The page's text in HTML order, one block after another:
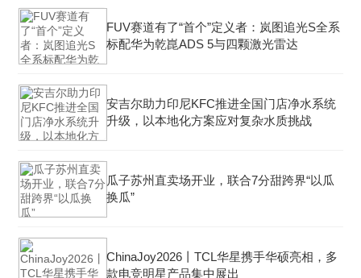
FUV赛道有了“首个”定义者：岚图追光S全系
标配华为乾崑ADS 5与四颗激光雷达
安吉尔助力印尼KFC推进全国门店净水系统
升级，以本地化方案应对复杂水质挑战
瓜子苏州直卖场开业，联合7分甜跨界“以瓜
换瓜”
ChinaJoy2026丨TCL华星携手华硕亮相，多
款电竞明星产品集中展出